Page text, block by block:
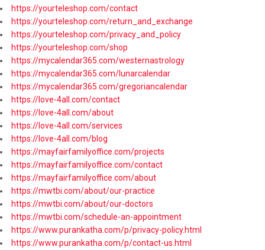
https://yourteleshop.com/contact
https://yourteleshop.com/return_and_exchange
https://yourteleshop.com/privacy_and_policy
https://yourteleshop.com/shop
https://mycalendar365.com/westernastrology
https://mycalendar365.com/lunarcalendar
https://mycalendar365.com/gregoriancalendar
https://love-4all.com/contact
https://love-4all.com/about
https://love-4all.com/services
https://love-4all.com/blog
https://mayfairfamilyoffice.com/projects
https://mayfairfamilyoffice.com/contact
https://mayfairfamilyoffice.com/about
https://mwtbi.com/about/our-practice
https://mwtbi.com/about/our-doctors
https://mwtbi.com/schedule-an-appointment
https://www.purankatha.com/p/privacy-policy.html
https://www.purankatha.com/p/contact-us.html